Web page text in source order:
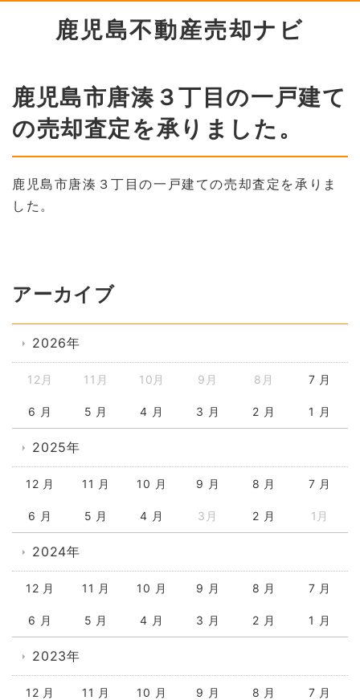
鹿児島不動産売却ナビ
鹿児島市唐湊３丁目の一戸建て
の売却査定を承りました。
鹿児島市唐湊３丁目の一戸建ての売却査定を承りま
した。
アーカイブ
2026年
12月 11月 10月 9月 8月 7 月
6 月 5 月 4 月 3 月 2 月 1 月
2025年
12 月 11 月 10 月 9 月 8 月 7 月
6 月 5 月 4 月 3月 2 月 1月
2024年
12 月 11 月 10 月 9 月 8 月 7 月
6 月 5 月 4 月 3 月 2 月 1 月
2023年
12 月 11 月 10 月 9 月 8 月 7 月